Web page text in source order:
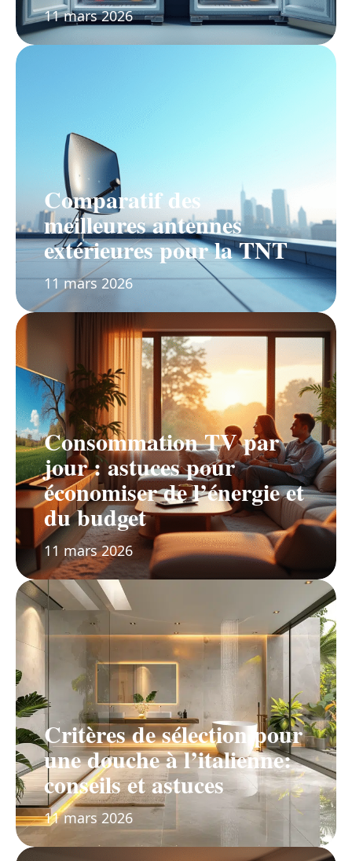
11 mars 2026
Comparatif des
meilleures antennes
extérieures pour la TNT
11 mars 2026
Consommation TV par
jour : astuces pour
économiser de l’énergie et
du budget
11 mars 2026
Critères de sélection pour
une douche à l’italienne:
conseils et astuces
11 mars 2026